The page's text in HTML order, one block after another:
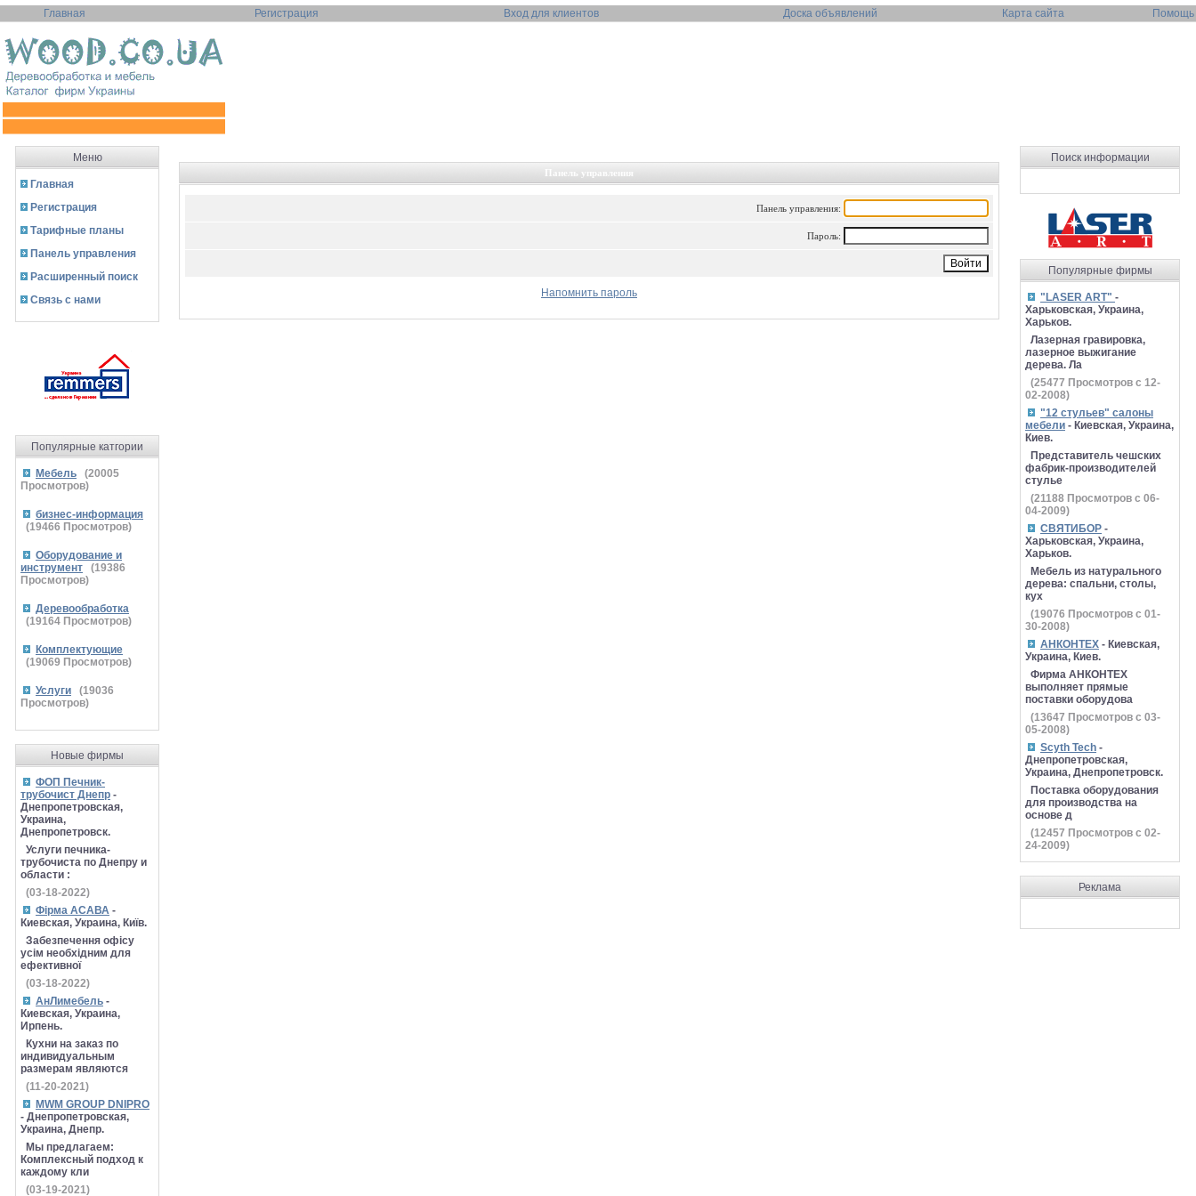
Главная Регистрация Вход для клиентов Доска объявлений Карта сайта Помощь
Меню
Главная
Регистрация
Тарифные планы
Панель управления
Расширенный поиск
Связь с нами
Популярные катгории
Мебель (20005
Просмотров)
бизнес-информация
(19466 Просмотров)
Оборудование и
инструмент
(19386
Просмотров)
Деревообработка
(19164 Просмотров)
Комплектующие
(19069 Просмотров)
Услуги (19036
Просмотров)
Новые фирмы
ФОП Печник-
трубочист Днепр -
Днепропетровская,
Украина,
Днепропетровск.
Услуги печника-
трубочиста по Днепру и
области :
(03-18-2022)
Фірма АСАВА -
Киевская, Украина, Київ.
Забезпечення офісу
усім необхідним для
ефективної
(03-18-2022)
АнЛимебель -
Киевская, Украина,
Ирпень.
Кухни на заказ по
индивидуальным
размерам являются
(11-20-2021)
MWM GROUP DNIPRO
- Днепропетровская,
Украина, Днепр.
Мы предлагаем:
Комплексный подход к
каждому кли
(03-19-2021)
Панель управления
Панель управления:
Пароль:
Напомнить пароль
Поиск информации
Популярные фирмы
"LASER ART" -
Харьковская, Украина,
Харьков.
Лазерная гравировка,
лазерное выжигание
дерева. Ла
(25477 Просмотров с 12-
02-2008)
"12 стульев" салоны
мебели - Киевская, Украина,
Киев.
Представитель чешских
фабрик-производителей
стулье
(21188 Просмотров с 06-
04-2009)
СВЯТИБОР -
Харьковская, Украина,
Харьков.
Мебель из натурального
дерева: спальни, столы,
кух
(19076 Просмотров с 01-
30-2008)
АНКОНТЕХ - Киевская,
Украина, Киев.
Фирма АНКОНТЕХ
выполняет прямые
поставки оборудова
(13647 Просмотров с 03-
05-2008)
Scyth Tech -
Днепропетровская,
Украина, Днепропетровск.
Поставка оборудования
для производства на
основе д
(12457 Просмотров с 02-
24-2009)
Реклама